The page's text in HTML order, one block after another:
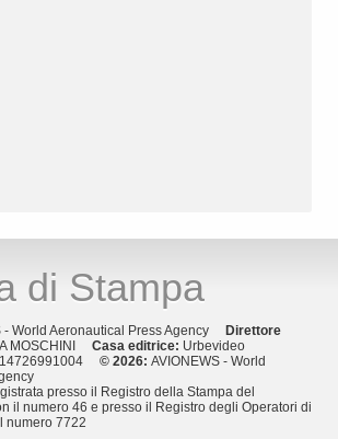
di Stampa
- World Aeronautical Press Agency
Direttore
MOSCHINI Casa editrice: Urbevideo
14726991004 © 2026: AVIONEWS - World
presso il Registro della Stampa del
il numero 46 e presso il Registro degli Operatori di
numero 7722